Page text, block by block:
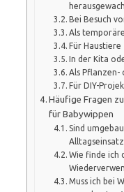
Bei Besuch
Als
Für Haustiere
In der Kita
Als Pflanzen-
Für DIY-
Häufige Fragen
für Babywippen
Sind
Wie finde ich
Muss ich bei